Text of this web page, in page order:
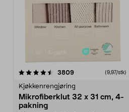
3809anmeldelser(9,97/stk)
Kjøkkenrengjøring
Mikrofiberklut 32 x 31 cm, 4-
pakning
4.5av 5 stjerner